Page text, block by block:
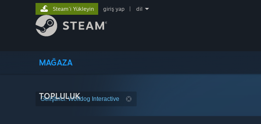
MAĞAZA
TOPLULUK
Steam'i Yükleyin giriş yap dil
Geliştirici: Wolfdog Interactive